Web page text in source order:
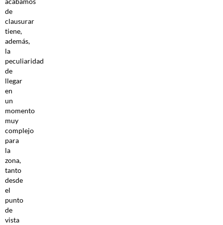
de
clausurar
tiene,
además,
la
peculiaridad
de
llegar
en
un
momento
muy
complejo
para
la
zona,
tanto
desde
el
punto
de
vista